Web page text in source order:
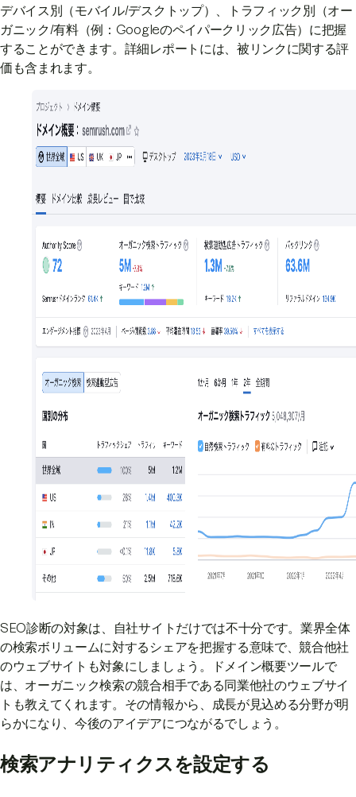
デバイス別（モバイル/デスクトップ）、トラフィック別（オー
ガニック/有料（例：Googleのペイパークリック広告）に把握
することができます。詳細レポートには、被リンクに関する評
価も含まれます。
SEO診断の対象は、自社サイトだけでは不十分です。業界全体
の検索ボリュームに対するシェアを把握する意味で、競合他社
のウェブサイトも対象にしましょう。ドメイン概要ツールで
は、オーガニック検索の競合相手である同業他社のウェブサイ
トも教えてくれます。その情報から、成長が見込める分野が明
らかになり、今後のアイデアにつながるでしょう。
検索アナリティクスを設定する